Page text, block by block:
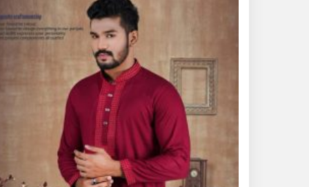
অবৈধ চায়না দুয়ারী জাল জব্দ
করে ধ্বংস করল প্রশাসন
ভূরুঙ্গামারীতে পুলিশ-বিজিবির
যৌথ অভিযানে গাঁজার গাছ
সহ মাদককারবারি আটক
জরায়ুমুখ ক্যান্সার স্ক্রিনিংয়ে
কুড়িগ্রামে সেরা নাগেশ্বরী,
সম্মাননা পেলেন নার্স নাজমা